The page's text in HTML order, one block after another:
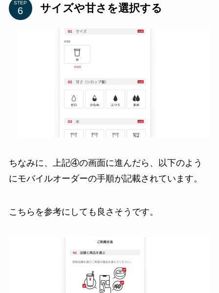
STEP サイズや甘さを選択する
ちなみに、上記④の画面に進んだら、以下のよう
にモバイルオーダーの手順が記載されています。
こちらを参考にしても良さそうです。